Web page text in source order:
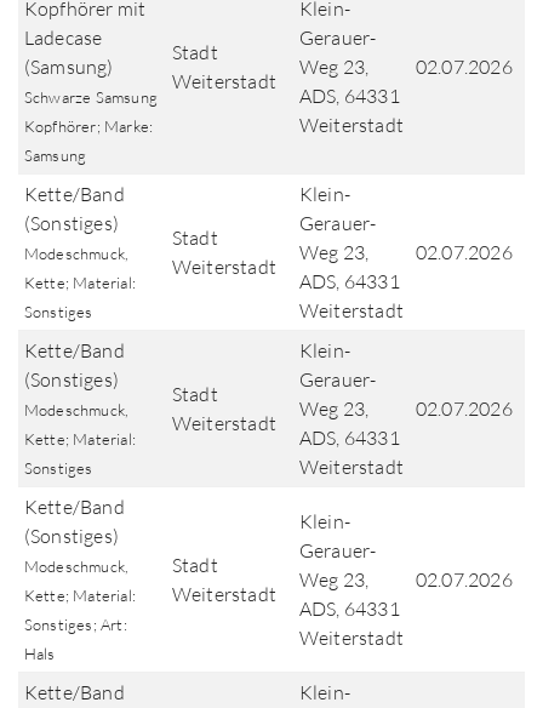
Kopfhörer mit
Ladecase
(Samsung)
Schwarze Samsung
Kopfhörer; Marke:
Samsung
Stadt
Weiterstadt
Klein-
Gerauer-
Weg 23,
ADS, 64331
Weiterstadt
02.07.2026
Kette/Band
(Sonstiges)
Modeschmuck,
Kette; Material:
Sonstiges
Stadt
Weiterstadt
Klein-
Gerauer-
Weg 23,
ADS, 64331
Weiterstadt
02.07.2026
Kette/Band
(Sonstiges)
Modeschmuck,
Kette; Material:
Sonstiges
Stadt
Weiterstadt
Klein-
Gerauer-
Weg 23,
ADS, 64331
Weiterstadt
02.07.2026
Kette/Band
(Sonstiges)
Modeschmuck,
Kette; Material:
Sonstiges; Art:
Hals
Stadt
Weiterstadt
Klein-
Gerauer-
Weg 23,
ADS, 64331
Weiterstadt
02.07.2026
Kette/Band
Klein-